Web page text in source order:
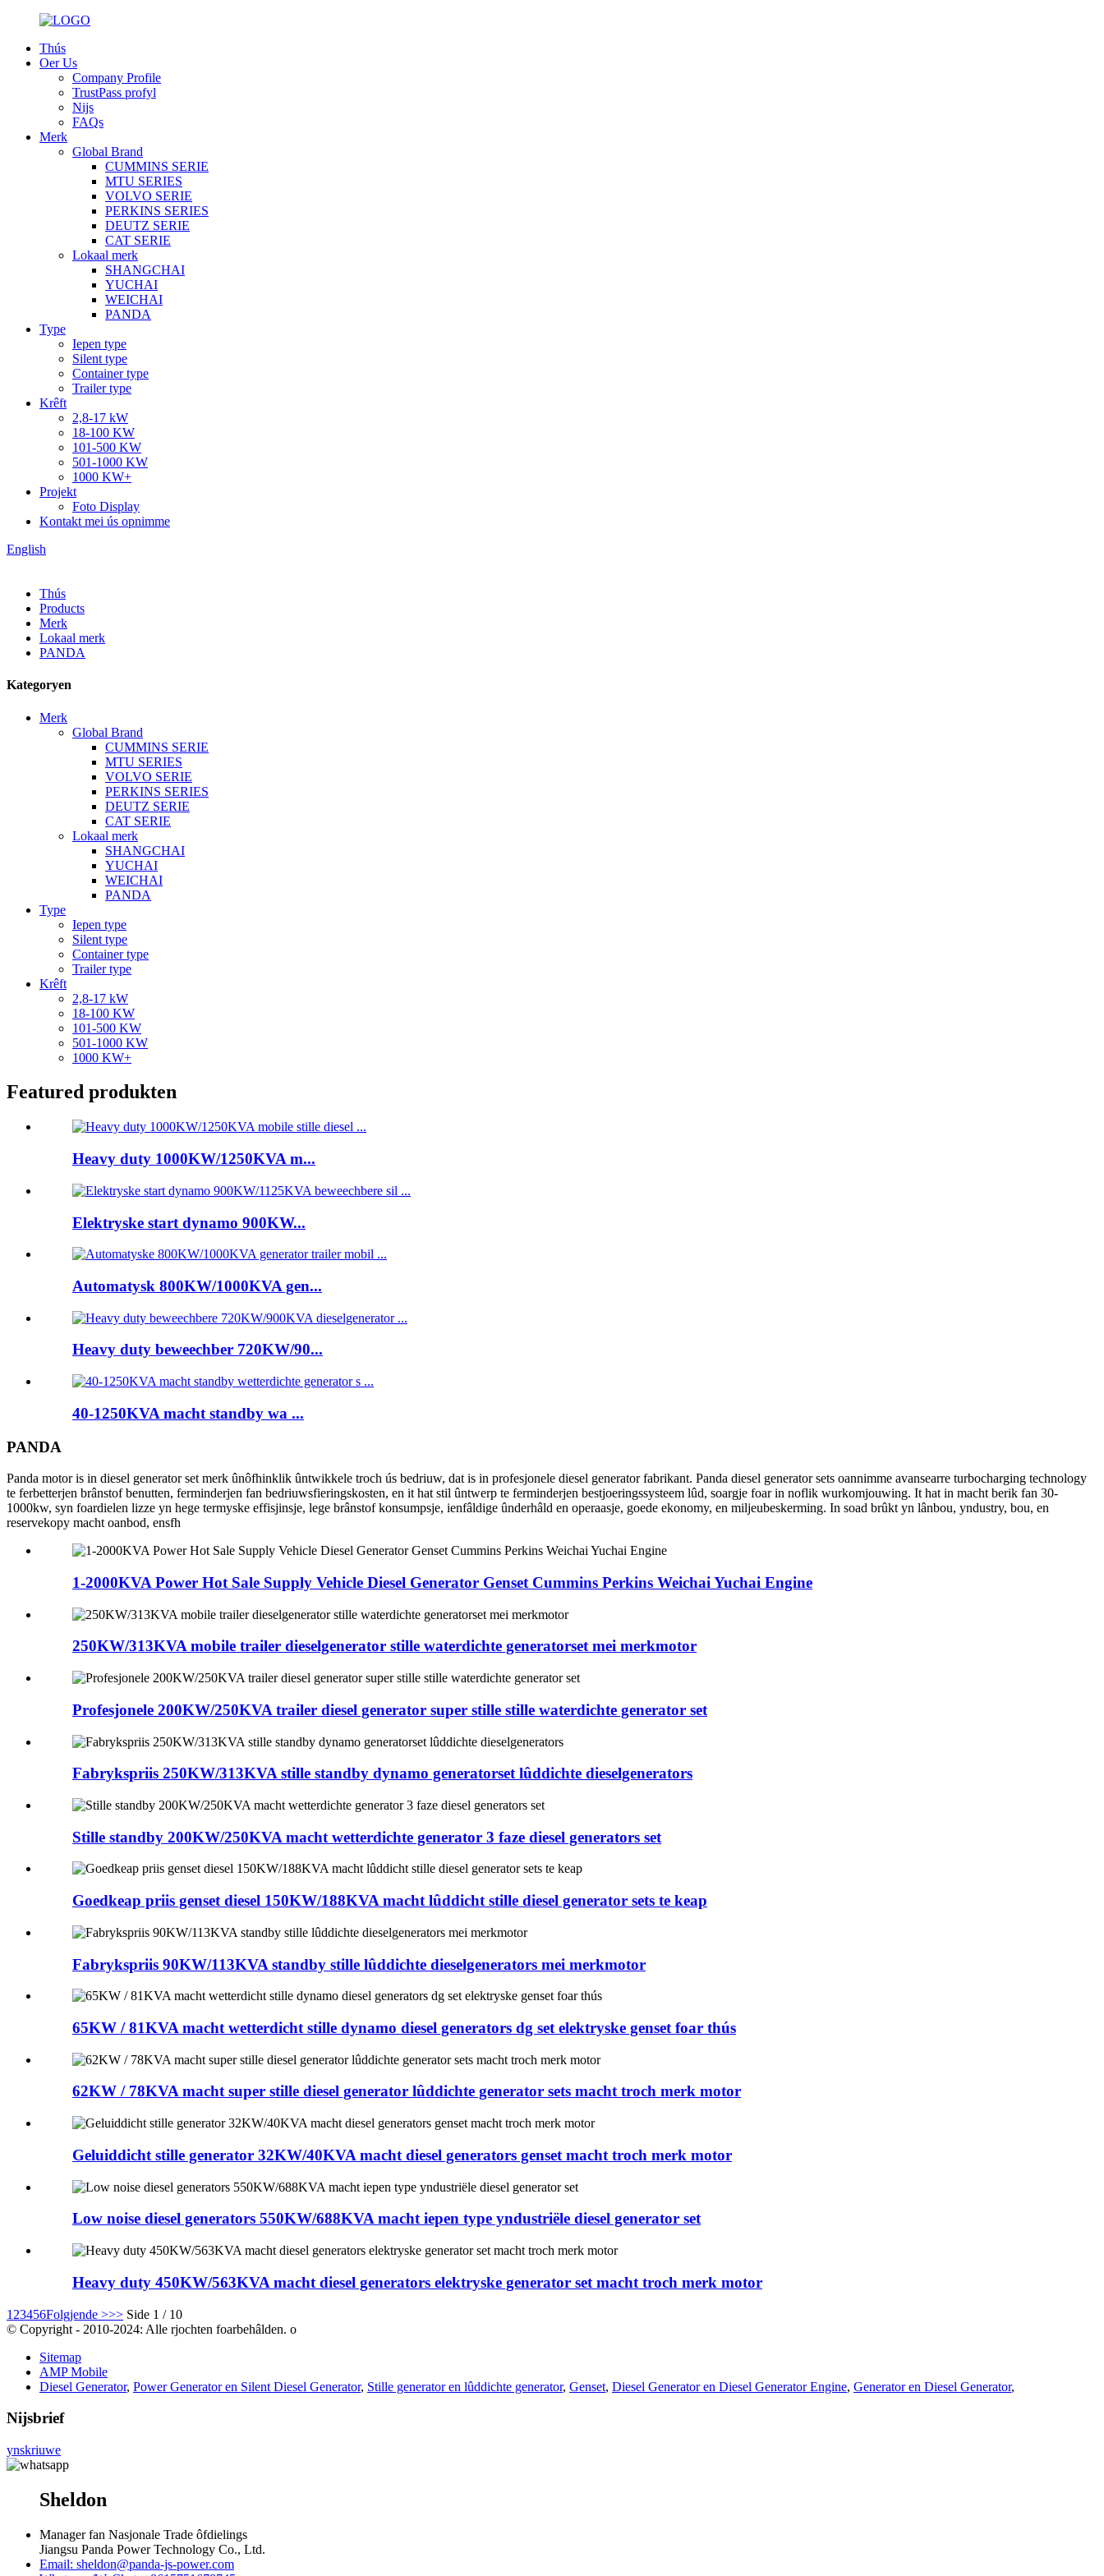
Thús
Oer Us
Company Profile
TrustPass profyl
Nijs
FAQs
Merk
Global Brand
CUMMINS SERIE
MTU SERIES
VOLVO SERIE
PERKINS SERIES
DEUTZ SERIE
CAT SERIE
Lokaal merk
SHANGCHAI
YUCHAI
WEICHAI
PANDA
Type
Iepen type
Silent type
Container type
Trailer type
Krêft
2,8-17 kW
18-100 KW
101-500 KW
501-1000 KW
1000 KW+
Projekt
Foto Display
Kontakt mei ús opnimme
English
Thús
Products
Merk
Lokaal merk
PANDA
Kategoryen
Merk
Global Brand
CUMMINS SERIE
MTU SERIES
VOLVO SERIE
PERKINS SERIES
DEUTZ SERIE
CAT SERIE
Lokaal merk
SHANGCHAI
YUCHAI
WEICHAI
PANDA
Type
Iepen type
Silent type
Container type
Trailer type
Krêft
2,8-17 kW
18-100 KW
101-500 KW
501-1000 KW
1000 KW+
Featured produkten
Heavy duty 1000KW/1250KVA m...
Elektryske start dynamo 900KW...
Automatysk 800KW/1000KVA gen...
Heavy duty beweechber 720KW/90...
40-1250KVA macht standby wa ...
PANDA
Panda motor is in diesel generator set merk ûnôfhinklik ûntwikkele troch ús bedriuw, dat is in profesjonele diesel generator fabrikant. Panda diesel generator sets oannimme avansearre turbocharging technology
te ferbetterjen brânstof benutten, ferminderjen fan bedriuwsfieringskosten, en it hat stil ûntwerp te ferminderjen bestjoeringssysteem lûd, soargje foar in noflik wurkomjouwing. It hat in macht berik fan 30-
1000kw, syn foardielen lizze yn hege termyske effisjinsje, lege brânstof konsumpsje, ienfâldige ûnderhâld en operaasje, goede ekonomy, en miljeubeskerming. In soad brûkt yn lânbou, yndustry, bou, en
reservekopy macht oanbod, ensfh
1-2000KVA Power Hot Sale Supply Vehicle Diesel Generator Genset Cummins Perkins Weichai Yuchai Engine
250KW/313KVA mobile trailer dieselgenerator stille waterdichte generatorset mei merkmotor
Profesjonele 200KW/250KVA trailer diesel generator super stille stille waterdichte generator set
Fabrykspriis 250KW/313KVA stille standby dynamo generatorset lûddichte dieselgenerators
Stille standby 200KW/250KVA macht wetterdichte generator 3 faze diesel generators set
Goedkeap priis genset diesel 150KW/188KVA macht lûddicht stille diesel generator sets te keap
Fabrykspriis 90KW/113KVA standby stille lûddichte dieselgenerators mei merkmotor
65KW / 81KVA macht wetterdicht stille dynamo diesel generators dg set elektryske genset foar thús
62KW / 78KVA macht super stille diesel generator lûddichte generator sets macht troch merk motor
Geluiddicht stille generator 32KW/40KVA macht diesel generators genset macht troch merk motor
Low noise diesel generators 550KW/688KVA macht iepen type yndustriële diesel generator set
Heavy duty 450KW/563KVA macht diesel generators elektryske generator set macht troch merk motor
1 23456Folgjende >>> Side 1 / 10
© Copyright - 2010-2024: Alle rjochten foarbehâlden. o
Sitemap
AMP Mobile
Diesel Generator, Power Generator en Silent Diesel Generator, Stille generator en lûddichte generator, Genset, Diesel Generator en Diesel Generator Engine, Generator en Diesel Generator,
Nijsbrief
ynskriuwe
Sheldon
Manager fan Nasjonale Trade ôfdielings
Jiangsu Panda Power Technology Co., Ltd.
Email: sheldon@panda-js-power.com